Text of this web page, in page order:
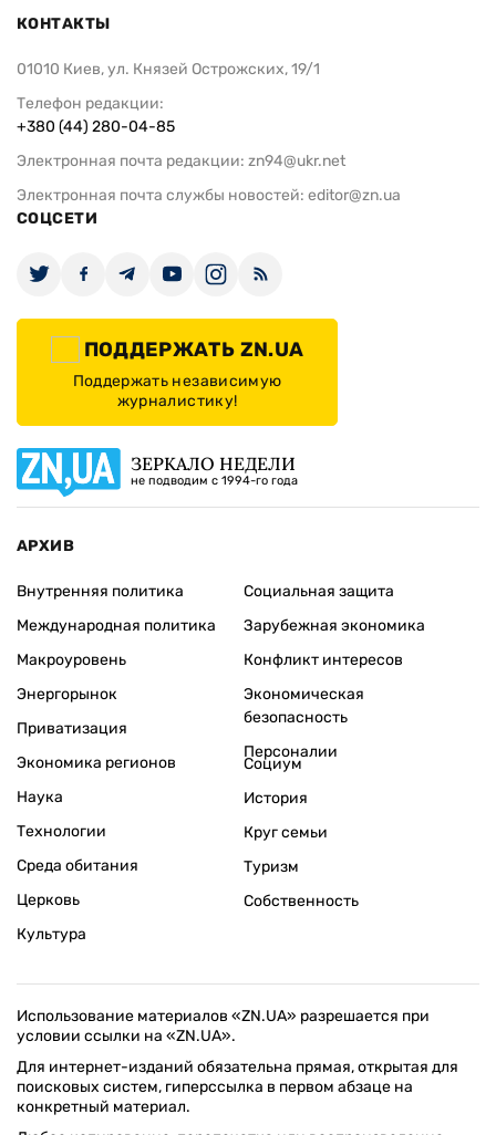
КОНТАКТЫ
01010 Киев, ул. Князей Острожских, 19/1
Телефон редакции:
+380 (44) 280-04-85
Электронная почта редакции: zn94@ukr.net
Электронная почта службы новостей: editor@zn.ua
СОЦСЕТИ
ПОДДЕРЖАТЬ ZN.UA
Поддержать независимую
журналистику!
ЗЕРКАЛО НЕДЕЛИ
не подводим с 1994-го года
АРХИВ
Внутренняя политика
Международная политика
Макроуровень
Энергорынок
Приватизация
Экономика регионов
Социальная защита
Зарубежная экономика
Конфликт интересов
Экономическая
безопасность
Персоналии
Наука
Технологии
Среда обитания
Церковь
Культура
Социум
История
Круг семьи
Туризм
Собственность
Использование материалов «ZN.UA» разрешается при
условии ссылки на «ZN.UA».
Для интернет-изданий обязательна прямая, открытая для
поисковых систем, гиперссылка в первом абзаце на
конкретный материал.